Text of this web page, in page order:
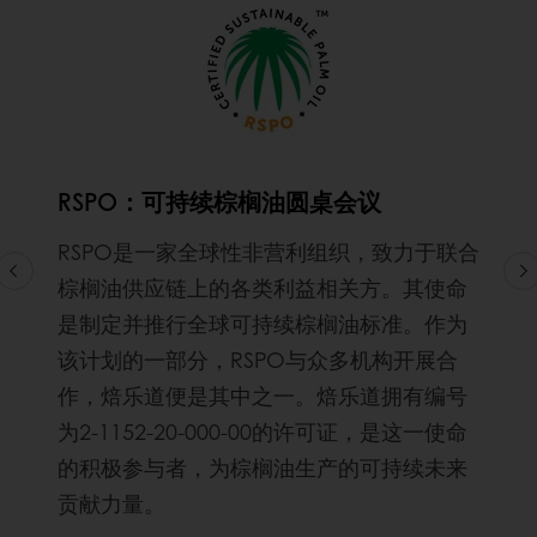
RSPO：可持续棕榈油圆桌会议
RSPO是一家全球性非营利组织，致力于联合
棕榈油供应链上的各类利益相关方。其使命
是制定并推行全球可持续棕榈油标准。作为
该计划的一部分，RSPO与众多机构开展合
作，焙乐道便是其中之一。焙乐道拥有编号
为2-1152-20-000-00的许可证，是这一使命
的积极参与者，为棕榈油生产的可持续未来
贡献力量。